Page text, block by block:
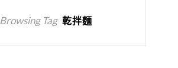
Browsing Tag 乾拌麵